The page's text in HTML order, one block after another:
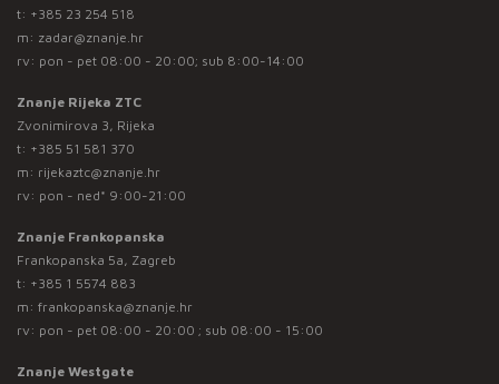
t: +385 23 254 518
m: zadar@znanje.hr
rv: pon - pet 08:00 - 20:00; sub 8:00-14:00
Znanje Rijeka ZTC
Zvonimirova 3, Rijeka
t: +385 51 581 370
m: rijekaztc@znanje.hr
rv: pon - ned* 9:00-21:00
Znanje Frankopanska
Frankopanska 5a, Zagreb
t: +385 1 5574 883
m: frankopanska@znanje.hr
rv: pon - pet 08:00 - 20:00 ; sub 08:00 - 15:00
Znanje Westgate